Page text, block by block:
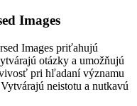
Images
Images priťahujú
otázky a umožňujú
pri hľadaní významu
neistotu a nutkavú